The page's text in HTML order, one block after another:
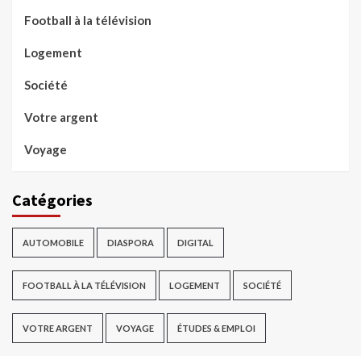
Football à la télévision
Logement
Société
Votre argent
Voyage
Catégories
AUTOMOBILE DIASPORA DIGITAL
FOOTBALL À LA TÉLÉVISION LOGEMENT SOCIÉTÉ
VOTRE ARGENT VOYAGE ÉTUDES & EMPLOI